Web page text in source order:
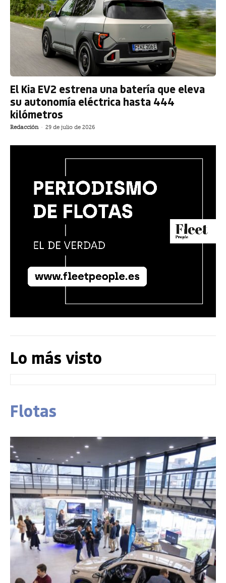
El Kia EV2 estrena una batería que eleva
su autonomía eléctrica hasta 444
kilómetros
Redacción - 29 de julio de 2026
Lo más visto
Flotas